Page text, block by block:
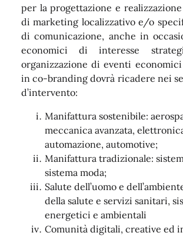
per la progettazione e
di marketing localizzativo e/o
di comunicazione, anche in
economici di interesse
organizzazione di eventi
in co-branding dovrà ricadere nei
d’intervento:
Manifattura sostenibile:
meccanica avanzata,
automazione, automotive;
Manifattura tradizionale:
sistema moda;
Salute dell’uomo e
della salute e servizi sanitari,
energetici e ambientali
Comunità digitali, creative ed